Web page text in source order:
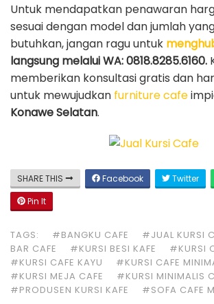
Untuk mendapatkan penawaran
sesuai dengan model dan jumlah
butuhkan, jangan ragu untuk
langsung melalui WA: 0818.8285.6160.
memberikan konsultasi gratis dan
untuk mewujudkan furniture cafe
Konawe Selatan.
SHARE THIS Facebook Twitter
Pin It
TAGS: #BANGKU CAFE #JUAL KURSI
BAR CAFE
#KURSI BESI KAFE
#KURSI
#KURSI CAFE KAYU
#KURSI CAFE
#KURSI MEJA CAFE
#KURSI MINIMALIS
#PRODUSEN KURSI KAFE
#SOFA CAFE